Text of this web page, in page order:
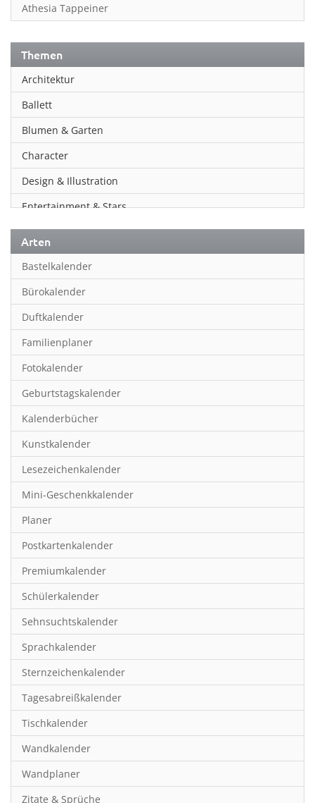
Athesia Tappeiner
Themen
Architektur
Ballett
Blumen & Garten
Character
Design & Illustration
Entertainment & Stars
Erotik
Essen & Trinken
Familienplaner
Fantasy
Film
Fotokunst
Frauen
Fußball
Gaming
Geburtstagskalender
Geschichte
Hobby & Basteln
Humor & Cartoon
Inspiration & Entspannung
Inspiration & Spiritualität
Kinderkalender
Kunst
Länder & Städte
Landschaft & Natur
Lifestyle
Literatur
Manga & Animé
Neutrale Kalender
Arten
Bastelkalender
Bürokalender
Duftkalender
Familienplaner
Fotokalender
Geburtstagskalender
Kalenderbücher
Kunstkalender
Lesezeichenkalender
Mini-Geschenkkalender
Planer
Postkartenkalender
Premiumkalender
Schülerkalender
Sehnsuchtskalender
Sprachkalender
Sternzeichenkalender
Tagesabreißkalender
Tischkalender
Wandkalender
Wandplaner
Zitate & Sprüche